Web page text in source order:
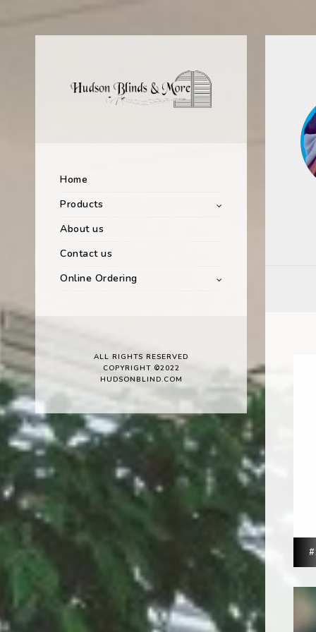
Home
Products
About us
Contact us
Online Ordering
ALL RIGHTS RESERVED
COPYRIGHT ©2022
HUDSONBLIND.COM